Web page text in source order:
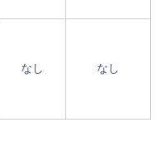
なし なし